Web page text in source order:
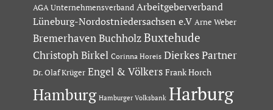
AGA Unternehmensverband Arbeitgeberverband
Lüneburg-Nordostniedersachsen e.V Arne Weber
Bremerhaven Buchholz Buxtehude
Christoph Birkel Corinna Horeis Dierkes Partner
Dr. Olaf Krüger Engel & Völkers Frank Horch
Hamburg Hamburger Volksbank Harburg